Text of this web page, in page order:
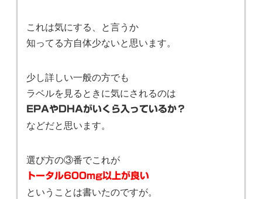
これは気にする、と言うか
知ってる方自体少ないと思います。
少し詳しい一般の方でも
ラベルを見るときに気にされるのは
EPAやDHAがいくら入っているか？
などだと思います。
選び方の③番でこれが
トータル600mg以上が良い
ということは書いたのですが。